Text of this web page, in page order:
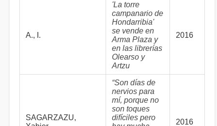
A., I.
'La torre
campanario de
Hondarribia'
se vende en
Arma Plaza y
en las librerías
Olearso y
Artzu
2016
SAGARZAZU,
“Son días de
nervios para
mí, porque no
son toques
difíciles pero
2016